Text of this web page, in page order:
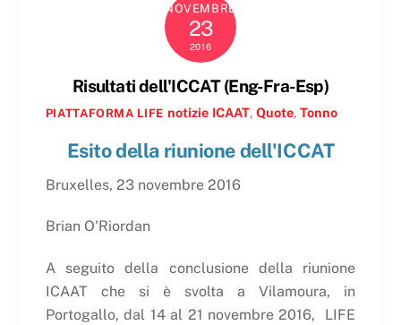
NOVEMBRE
23
2016
Risultati dell'ICCAT (Eng-Fra-Esp)
PIATTAFORMA LIFE notizie ICAAT, Quote, Tonno
Esito della riunione dell'ICCAT
Bruxelles, 23 novembre 2016
Brian O'Riordan
A seguito della conclusione della riunione
ICAAT che si è svolta a Vilamoura, in
Portogallo, dal 14 al 21 novembre 2016,
LIFE